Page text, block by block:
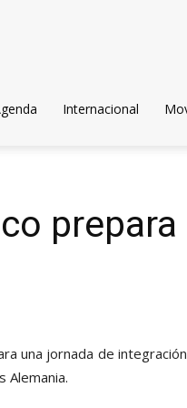
Internacional
una jornada de
Alemania.